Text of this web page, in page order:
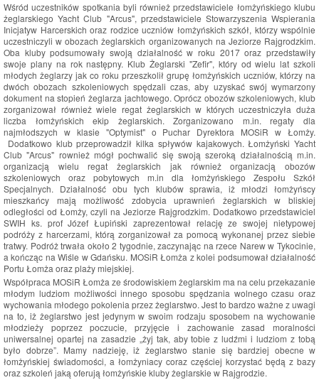
Wśród uczestników spotkania byli również przedstawiciele łomżyńskiego klubu
żeglarskiego Yacht Club "Arcus", przedstawiciele Stowarzyszenia Wspierania
Inicjatyw Harcerskich oraz rodzice uczniów łomżyńskich szkół, którzy wspólnie
uczestniczyli w obozach żeglarskich organizowanych na Jeziorze Rajgrodzkim.
Oba kluby podsumowały swoją działalność w roku 2017 oraz przedstawiły
swoje plany na rok następny. Klub Żeglarski "Zefir", który od wielu lat szkoli
młodych żeglarzy jak co roku przeszkolił grupę łomżyńskich uczniów, którzy na
dwóch obozach szkoleniowych spędzali czas, aby uzyskać swój wymarzony
dokument na stopień żeglarza jachtowego. Oprócz obozów szkoleniowych, klub
zorganizował również wiele regat żeglarskich w których uczestniczyła duża
liczba łomżyńskich ekip żeglarskich. Zorganizowano m.in. regaty dla
najmłodszych w klasie "Optymist" o Puchar Dyrektora MOSiR w Łomży.
Dodatkowo klub przeprowadził kilka spływów kajakowych. Łomżyński Yacht
Club "Arcus" rownież mógł pochwalić się swoją szeroką działalnością m.in.
organizacją wielu regat żeglarskich jak również organizacją obozów
szkoleniowych oraz pobytowych m.in dla łomżyńskiego Zespołu Szkół
Specjalnych. Działalność obu tych klubów sprawia, iż młodzi łomżyńscy
mieszkańcy mają możliwość zdobycia uprawnień żeglarskich w bliskiej
odległości od Łomży, czyli na Jeziorze Rajgrodzkim. Dodatkowo przedstawiciel
SWIH ks. prof Józef Łupiński zaprezentował relację ze swojej nietypowej
podróży z harcerzami, którą zorganizował za pomocą wykonanej przez siebie
tratwy. Podróż trwała około 2 tygodnie, zaczynając na rzece Narew w Tykocinie,
a kończąc na Wiśle w Gdańsku. MOSiR Łomża z kolei podsumował działalność
Portu Łomża oraz plaży miejskiej.
Współpraca MOSiR Łomża ze środowiskiem żeglarskim ma na celu przekazanie
młodym ludziom możliwości innego sposobu spędzania wolnego czasu oraz
wychowania młodego pokolenia przez żeglarstwo. Jest to bardzo ważne z uwagi
na to, iż żeglarstwo jest jedynym w swoim rodzaju sposobem na wychowanie
młodzieży poprzez poczucie, przyjęcie i zachowanie zasad moralności
uniwersalnej opartej na zasadzie „żyj tak, aby tobie z ludźmi i ludziom z tobą
było dobrze”. Mamy nadzieję, iż żeglarstwo stanie się bardziej obecne w
łomżyńskiej świadomości, a łomżyniacy coraz częściej korzystać będą z bazy
oraz szkoleń jaką oferują łomżyńskie kluby żeglarskie w Rajgrodzie.